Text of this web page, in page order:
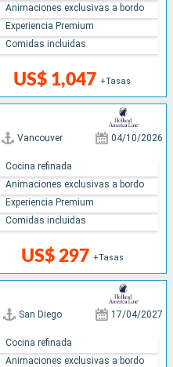
US$ 1,047 +Tasas
Animaciones exclusivas a bordo
Experiencia Premium
Comidas incluidas
Vancouver 04/10/2026
US$ 297 +Tasas
Cocina refinada
Animaciones exclusivas a bordo
Experiencia Premium
Comidas incluidas
San Diego 17/04/2027
Cocina refinada
Animaciones exclusivas a bordo